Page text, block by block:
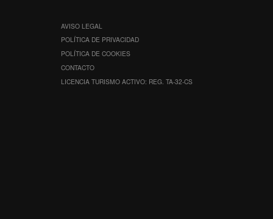
AVISO LEGAL
POLÍTICA DE PRIVACIDAD
POLÍTICA DE COOKIES
CONTACTO
LICENCIA TURISMO ACTIVO: REG. TA-32-CS